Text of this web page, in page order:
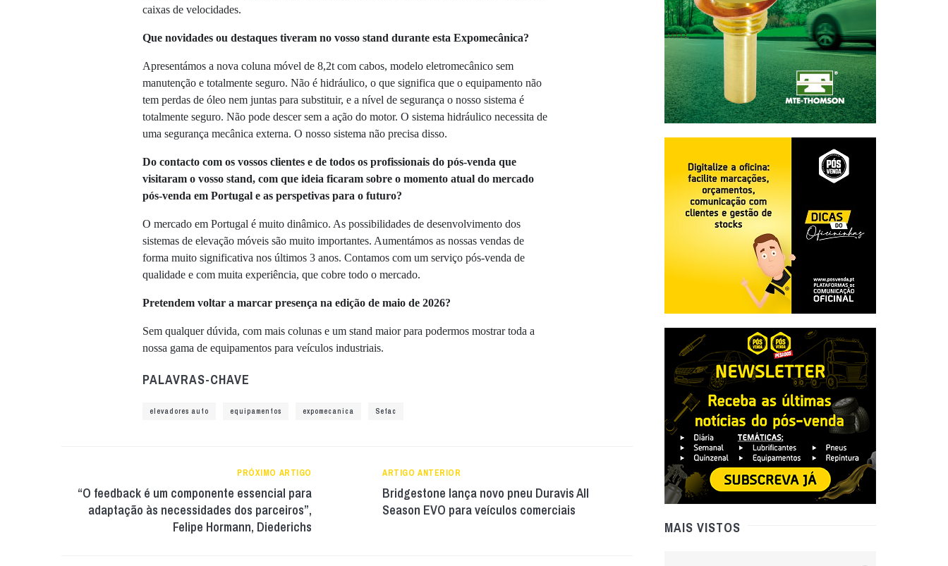
caixas de velocidades.
Que novidades ou destaques tiveram no vosso stand durante esta Expomecânica?
Apresentámos a nova coluna móvel de 8,2t com cabos, modelo eletromecânico sem
manutenção e totalmente seguro. Não é hidráulico, o que significa que o equipamento não
tem perdas de óleo nem juntas para substituir, e a nível de segurança o nosso sistema é
totalmente seguro. Não pode descer sem a ação do motor. O sistema hidráulico necessita de
uma segurança mecânica externa. O nosso sistema não precisa disso.
Do contacto com os vossos clientes e de todos os profissionais do pós-venda que
visitaram o vosso stand, com que ideia ficaram sobre o momento atual do mercado
pós-venda em Portugal e as perspetivas para o futuro?
O mercado em Portugal é muito dinâmico. As possibilidades de desenvolvimento dos
sistemas de elevação móveis são muito importantes. Aumentámos as nossas vendas de
forma muito significativa nos últimos 3 anos. Contamos com um serviço pós-venda de
qualidade e com muita experiência, que cobre todo o mercado.
Pretendem voltar a marcar presença na edição de maio de 2026?
Sem qualquer dúvida, com mais colunas e um stand maior para podermos mostrar toda a
nossa gama de equipamentos para veículos industriais.
PALAVRAS-CHAVE
elevadores auto equipamentos expomecanica Sefac
PRÓXIMO ARTIGO
“O feedback é um componente essencial para
adaptação às necessidades dos parceiros”,
Felipe Hormann, Diederichs
ARTIGO ANTERIOR
Bridgestone lança novo pneu Duravis All
Season EVO para veículos comerciais
MAIS VISTOS